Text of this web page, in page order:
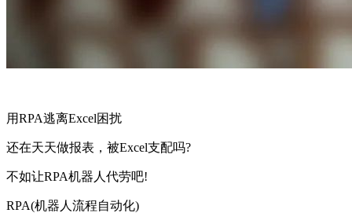
用RPA逃离Excel困扰
还在天天做报表，被Excel支配吗?
不如让RPA机器人代劳吧!
RPA(机器人流程自动化)